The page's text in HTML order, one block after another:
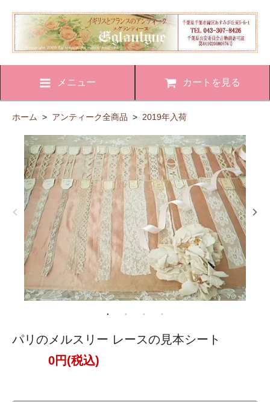
メニュー カートを見る
ホーム > アンティーク全商品 > 2019年入荷
パリのメルスリー レースの見本シート
0円(税込)